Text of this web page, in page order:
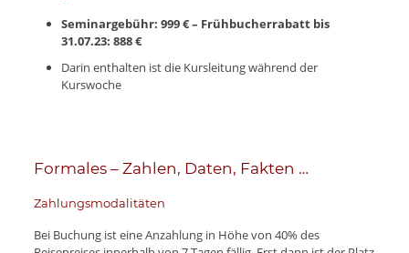
Seminargebühr: 999 € – Frühbucherrabatt bis
31.07.23: 888 €
Darin enthalten ist die Kursleitung während der
Kurswoche
Formales – Zahlen, Daten, Fakten …
Zahlungsmodalitäten
Bei Buchung ist eine Anzahlung in Höhe von 40% des